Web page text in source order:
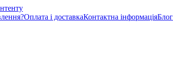
Оплата і доставкаКонтактна інформаціяБлог